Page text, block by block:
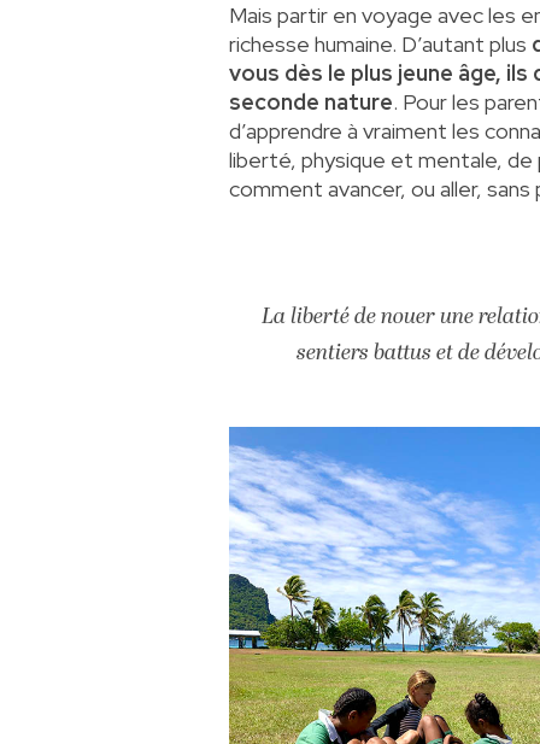
Mais partir en voyage avec les
richesse humaine. D’autant plus
vous dès le plus jeune âge,
seconde nature. Pour les
d’apprendre à vraiment les
liberté, physique et mentale,
comment avancer, ou aller,
La liberté de nouer une
sentiers battus et de